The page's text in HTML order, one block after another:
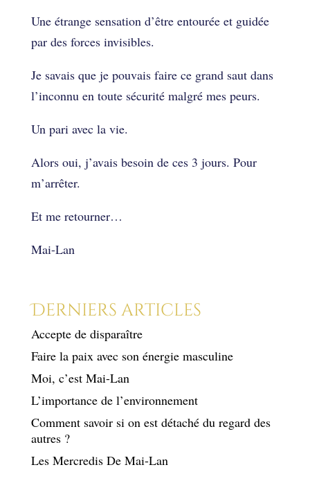
Une étrange sensation d’être entourée et guidée
par des forces invisibles.
Je savais que je pouvais faire ce grand saut dans
l’inconnu en toute sécurité malgré mes peurs.
Un pari avec la vie.
Alors oui, j’avais besoin de ces 3 jours. Pour
m’arrêter.
Et me retourner…
Mai-Lan
Derniers articles
Accepte de disparaître
Faire la paix avec son énergie masculine
Moi, c’est Mai-Lan
L’importance de l’environnement
Comment savoir si on est détaché du regard des
autres ?
Les Mercredis De Mai-Lan